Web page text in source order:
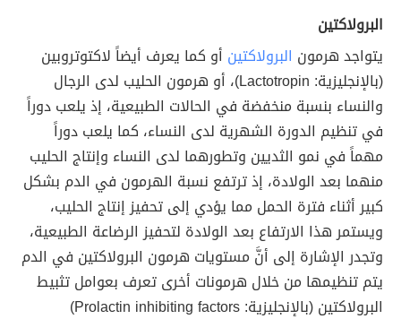
البرولاكتين
يتواجد هرمون البرولاكتين أو كما يعرف أيضاً لاكتوتروبين
(بالإنجليزية: Lactotropin)، أو هرمون الحليب لدى الرجال
والنساء بنسبة منخفضة في الحالات الطبيعية، إذ يلعب دوراً
في تنظيم الدورة الشهرية لدى النساء، كما يلعب دوراً
مهماً في نمو الثديين وتطورهما لدى النساء وإنتاج الحليب
منهما بعد الولادة، إذ ترتفع نسبة الهرمون في الدم بشكل
كبير أثناء فترة الحمل مما يؤدي إلى تحفيز إنتاج الحليب،
ويستمر هذا الارتفاع بعد الولادة لتحفيز الرضاعة الطبيعية،
وتجدر الإشارة إلى أنَّ مستويات هرمون البرولاكتين في الدم
يتم تنظيمها من خلال هرمونات أخرى تعرف بعوامل تثبيط
البرولاكتين (بالإنجليزية: Prolactin inhibiting factors)